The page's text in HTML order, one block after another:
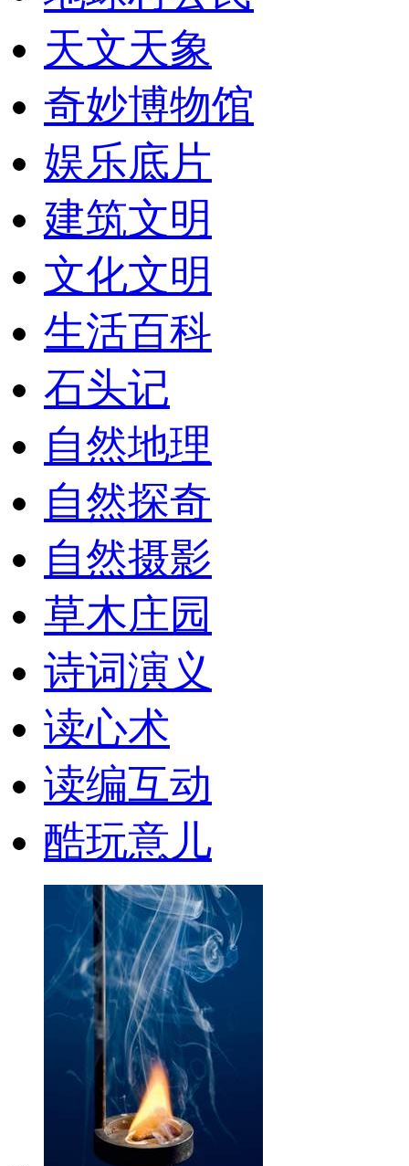
天文天象
奇妙博物馆
娱乐底片
建筑文明
文化文明
生活百科
石头记
自然地理
自然探奇
自然摄影
草木庄园
诗词演义
读心术
读编互动
酷玩意儿